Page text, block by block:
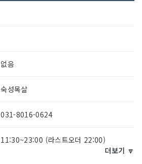
없음
숙성목살
031-8016-0624
11:30~23:00 (라스트오더 22:00)
더보기 🔽